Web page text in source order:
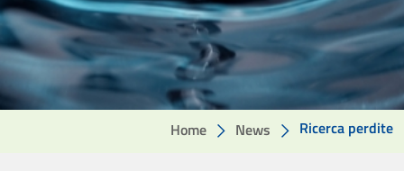
Home News Ricerca perdite